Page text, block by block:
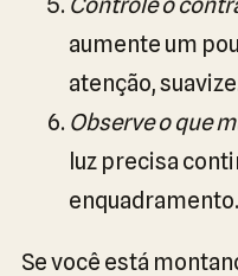
aumente um
atenção,
Observe o que
luz precisa
enquadramento.
Se você está